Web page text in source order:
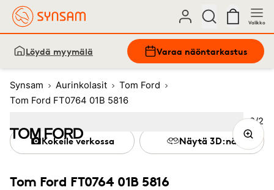
Valikko
Löydä myymälä Varaa näöntarkastus
Synsam Aurinkolasit
Tom Ford
Tom Ford FT0764 01B 5816
Tom Ford FT0764 01B 5816
Kokeile verkossa Näytä 3D:nä
Kuva
2/2
Image (Current image)